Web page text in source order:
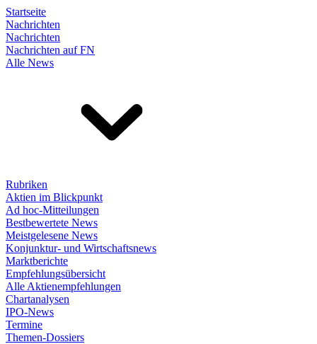
Startseite
Nachrichten
Nachrichten
Nachrichten auf FN
Alle News
Rubriken
Aktien im Blickpunkt
Ad hoc-Mitteilungen
Bestbewertete News
Meistgelesene News
Konjunktur- und Wirtschaftsnews
Marktberichte
Empfehlungsübersicht
Alle Aktienempfehlungen
Chartanalysen
IPO-News
Termine
Themen-Dossiers